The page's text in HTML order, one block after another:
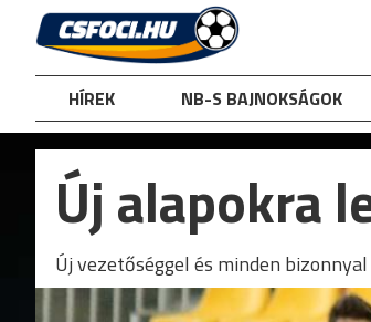
content
HÍREK NB-S BAJNOKSÁGOK
Új alapokra
Új vezetőséggel és minden